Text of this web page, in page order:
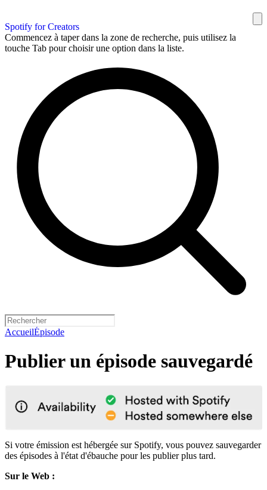
Spotify for Creators
Commencez à taper dans la zone de recherche, puis utilisez la
touche Tab pour choisir une option dans la liste.
AccueilÉpisode
Publier un épisode sauvegardé
Si votre émission est hébergée sur Spotify, vous pouvez sauvegarder
des épisodes à l'état d'ébauche pour les publier plus tard.
Sur le Web :